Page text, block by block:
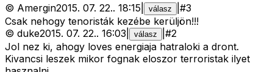
© Amergin2015. 07. 22.. 18:15 válasz #3
Csak nehogy tenoristák kezébe kerüljön!!!
© duke2015. 07. 22.. 16:03 válasz #2
Jol nez ki, ahogy loves energiaja hatraloki a dront.
Kivancsi leszek mikor fognak eloszor terroristak ilyet